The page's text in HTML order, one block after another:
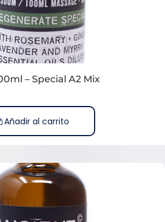
– Special A2 Mix
Añadir al carrito